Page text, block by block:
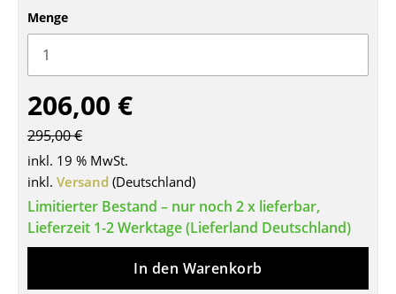
Couchtische
Schreibtische
Sekretäre & PC-Tische
Konferenztische
Stehtische & Stehpulte
Kindertische
Gartentische
Menge
206,00 €
295,00 €
inkl. 19 % MwSt.
inkl. Versand (Deutschland)
Limitierter Bestand – nur noch 2 x lieferbar,
Lieferzeit 1-2 Werktage (Lieferland Deutschland)
In den Warenkorb